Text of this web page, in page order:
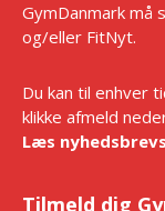
GymDanmark må
og/eller FitNyt.
Du kan til enhver
klikke afmeld
Læs
Tilmeld dig